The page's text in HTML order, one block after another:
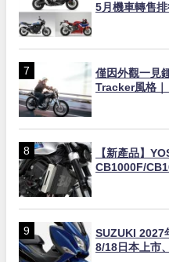
5月機車轉售
僅因外觀一見
Tracker風格
【新產品】
CB1000F/
SUZUKI 2027
8/18日本上市